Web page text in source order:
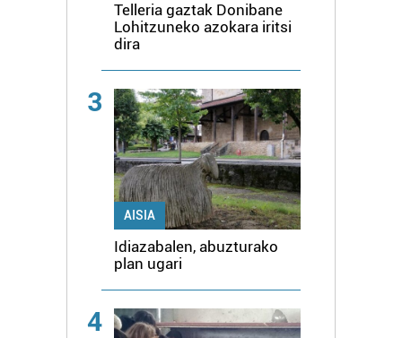
Telleria gaztak Donibane
Lohitzuneko azokara iritsi
dira
3
AISIA
Idiazabalen, abuzturako
plan ugari
4